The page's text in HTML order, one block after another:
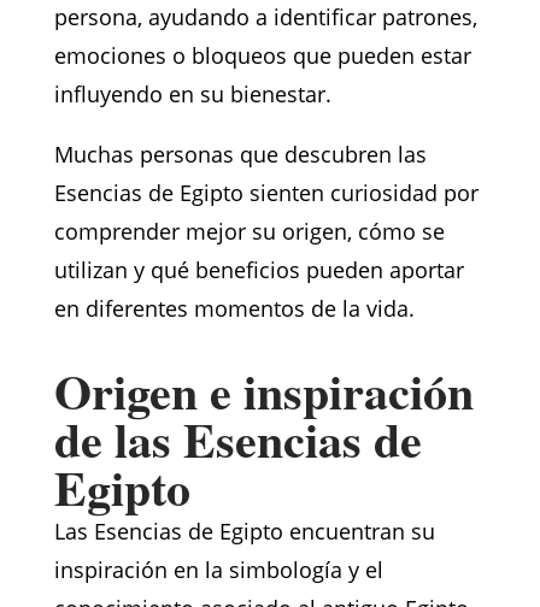
persona, ayudando a identificar patrones,
emociones o bloqueos que pueden estar
influyendo en su bienestar.
Muchas personas que descubren las
Esencias de Egipto sienten curiosidad por
comprender mejor su origen, cómo se
utilizan y qué beneficios pueden aportar
en diferentes momentos de la vida.
Origen e inspiración
de las Esencias de
Egipto
Las Esencias de Egipto encuentran su
inspiración en la simbología y el